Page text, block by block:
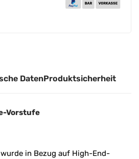
DatenProduktsicherheit
Vorstufe
in Bezug auf High-End-